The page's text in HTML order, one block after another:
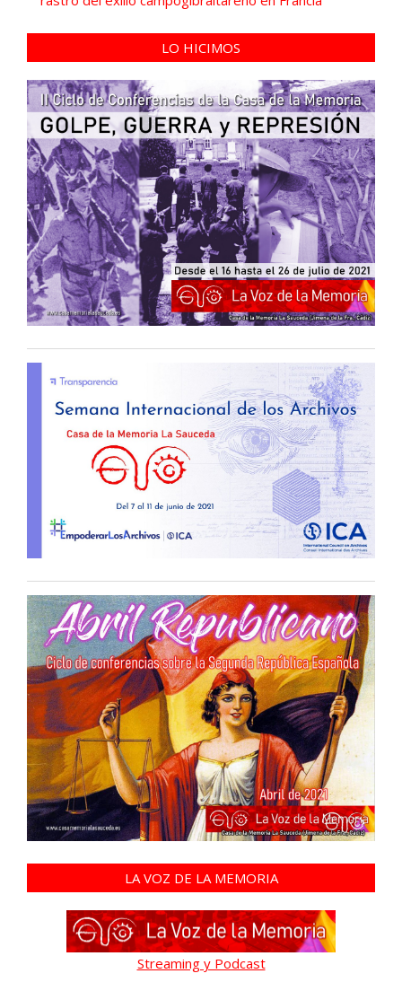
LO HICIMOS
LA VOZ DE LA MEMORIA
Streaming y Podcast